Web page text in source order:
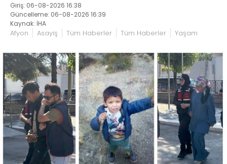
Giriş: 06-08-2026 16:38
Güncelleme: 06-08-2026 16:39
Kaynak: İHA
Afyon Asayiş Tüm Haberler Tüm Haberler Yaşam